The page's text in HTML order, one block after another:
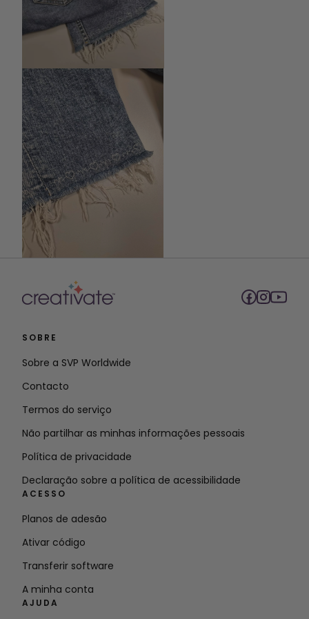
SOBRE
Sobre a SVP Worldwide
Contacto
Termos do serviço
Não partilhar as minhas informações pessoais
Política de privacidade
Declaração sobre a política de acessibilidade
ACESSO
Planos de adesão
Ativar código
Transferir software
A minha conta
AJUDA